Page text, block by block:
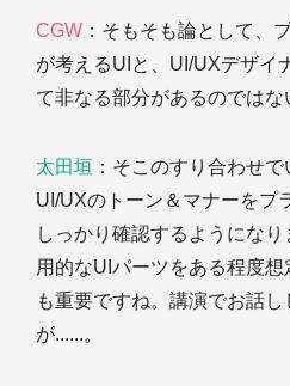
CGW ：そもそも論として、
が考えるUIと、UI/UXデザイ
て非なる部分があるのではな
太田垣 ：そこのすり合わせ
UI/UXのトーン＆マナーをプ
しっかり確認するようにな
用的なUIパーツをある程度
も重要ですね。講演でお話
が......。